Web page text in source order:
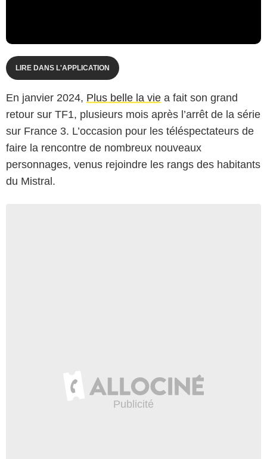
LIRE DANS L'APPLICATION
En janvier 2024, Plus belle la vie a fait son grand
retour sur TF1, plusieurs mois après l’arrêt de la série
sur France 3. L’occasion pour les téléspectateurs de
faire la rencontre de nombreux nouveaux
personnages, venus rejoindre les rangs des habitants
du Mistral.